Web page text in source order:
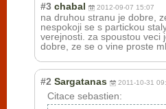
#3 chabal 2012-09-07 15:07
na druhou stranu je dobre,
nespokoji se s partickou
verejnosti. za spoustou veci
dobre, ze se o vine proste
#2 Sargatanas 2011-10-31
Citace sebastien: